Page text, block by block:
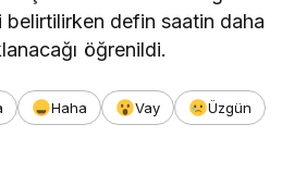
defin saatin daha
öğrenildi.
Haha Vay
Üzgün